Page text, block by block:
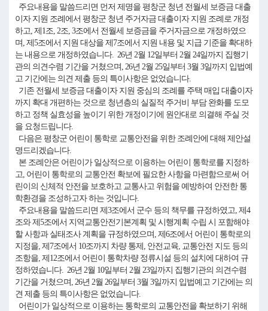
주요내용을 말씀드리면 먼저 제명을 평창군 청년 전월세 보증금 대출
이자 지원 조례에서 평창군 청년 주거자금 대출이자 지원 조례로 개정
하고, 제1조, 2조, 3조에서 전월세 보증금을 주거자금으로 개정하였으
며, 제5조에서 지원 대상을 제7조에서 지원 내용 및 지급 기준을 확대하
는 내용으로 개정하였습니다. 26년 2월 12일부터 2월 24일까지 집행기
관의 의견수렴 기간을 거쳤으며, 26년 2월 25일부터 3월 3일까지 입법예
고 기간에는 의견 제출 등의 특이사항은 없었습니다.
기존 전월세 보증금 대출이자 지원 중심의 조례를 주택 매입 대출이자
까지 확대 개편하는 것으로 청년층의 실질적 주거비 부담 완화를 도모
하고 정책 실효성을 높이기 위한 개정이기에 원안대로 의결해 주실 것
을 요청드립니다.
다음은 평창군 어린이 통학로 교통안전을 위한 조례안에 대해 제안설
명드리겠습니다.
본 조례안은 어린이가 일상적으로 이용하는 어린이 통학로를 지정하
고, 어린이 통학로의 교통안전 확보에 필요한 사항을 마련함으로써 어
린이의 신체적 안전을 보호하고 교통사고 위험을 예방하여 안전한 통
학환경을 조성하고자 하는 것입니다.
주요내용을 말씀드리면 제3조에서 군수 등의 책무를 규정하였고, 제4
조와 제5조에서 지역교통안전기본계획 및 시행계획 수립 시 포함해야
할 사항과 실태조사 계획을 규정하였으며, 제6조에서 어린이 통학로의
지정을, 제7조에서 10조까지 차량 통제, 안전교육, 교통안전 지도 등의
조항을, 제12조에서 어린이 통학차량 정류시설 등의 설치에 대하여 규
정하였습니다. 26년 2월 10일부터 2월 23일까지 집행기관의 의견수렴
기간을 거쳤으며, 26년 2월 26일부터 3월 3일까지 입법예고 기간에는 의
견 제출 등의 특이사항은 없었습니다.
어린이가 일상적으로 이용하는 통학로의 교통안전을 확보하기 위해